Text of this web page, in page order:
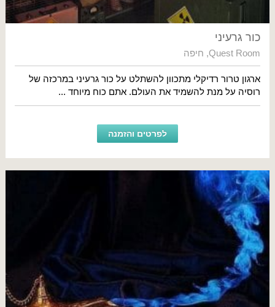
כור גרעיני
Quest Room
, חיפה
ארגון טרור רדיקלי מתכוון להשתלט על כור גרעיני במרכזה של
רוסיה על מנת להשמיד את העולם. אתם כוח מיוחד ...
לפרטים והזמנה